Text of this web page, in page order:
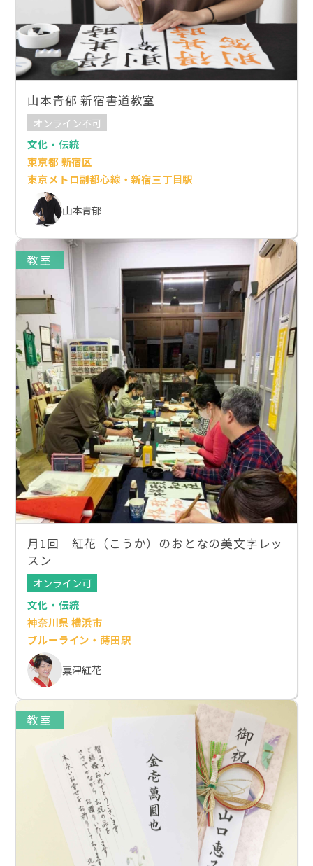
山本青郁 新宿書道教室
オンライン不可
文化・伝統
東京都 新宿区
東京メトロ副都心線・新宿三丁目駅
山本青郁
教室
月1回 紅花（こうか）のおとなの美文字レッ
スン
オンライン可
文化・伝統
神奈川県 横浜市
ブルーライン・蒔田駅
粟津紅花
教室